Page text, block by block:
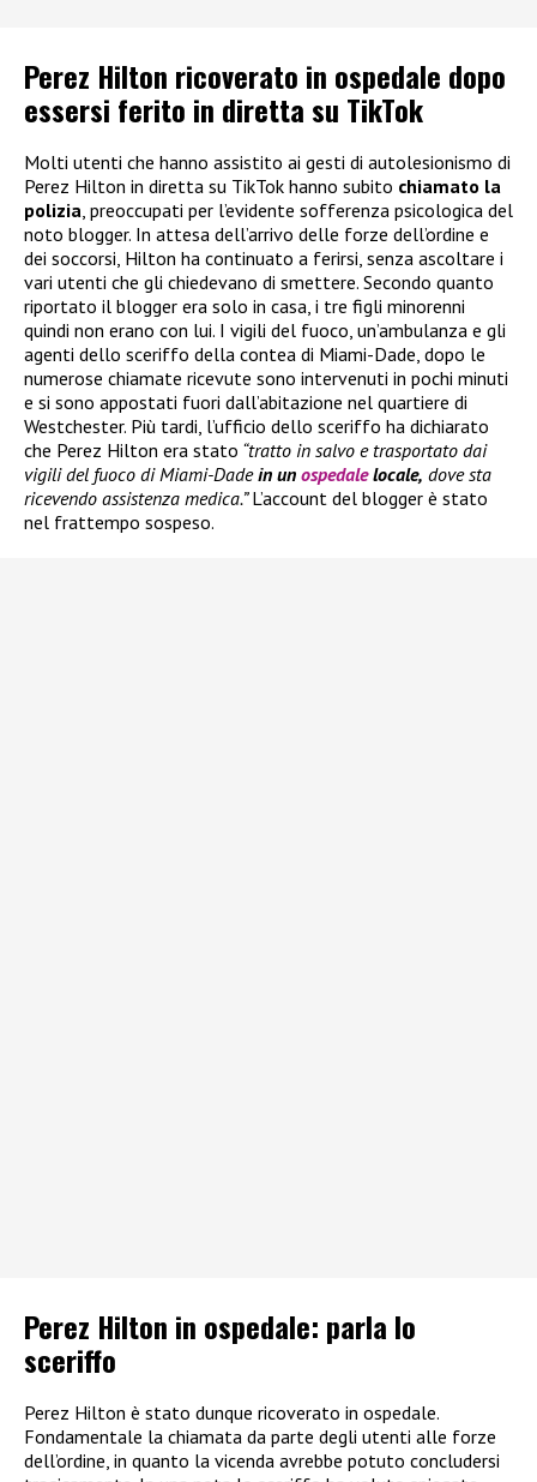
Perez Hilton ricoverato in ospedale dopo
essersi ferito in diretta su TikTok
Molti utenti che hanno assistito ai gesti di autolesionismo di
Perez Hilton in diretta su TikTok hanno subito chiamato la
polizia , preoccupati per l’evidente sofferenza psicologica del
noto blogger. In attesa dell’arrivo delle forze dell’ordine e
dei soccorsi, Hilton ha continuato a ferirsi, senza ascoltare i
vari utenti che gli chiedevano di smettere. Secondo quanto
riportato il blogger era solo in casa, i tre figli minorenni
quindi non erano con lui. I vigili del fuoco, un’ambulanza e gli
agenti dello sceriffo della contea di Miami-Dade, dopo le
numerose chiamate ricevute sono intervenuti in pochi minuti
e si sono appostati fuori dall’abitazione nel quartiere di
Westchester. Più tardi, l’ufficio dello sceriffo ha dichiarato
che Perez Hilton era stato “tratto in salvo e trasportato dai
vigili del fuoco di Miami-Dadein un ospedalelocale, dove sta
ricevendo assistenza medica.”L’account del blogger è stato
nel frattempo sospeso.
Perez Hilton in ospedale: parla lo
sceriffo
Perez Hilton è stato dunque ricoverato in ospedale.
Fondamentale la chiamata da parte degli utenti alle forze
dell’ordine, in quanto la vicenda avrebbe potuto concludersi